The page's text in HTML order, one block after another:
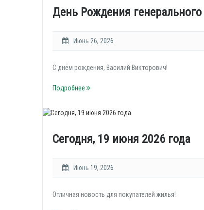
День Рождения
Июнь 26, 2026
С днём рождения, Василий Викторович!
Подробнее
Сегодня, 19 июня 2026 года
Июнь 19, 2026
Отличная новость для покупателей жилья!